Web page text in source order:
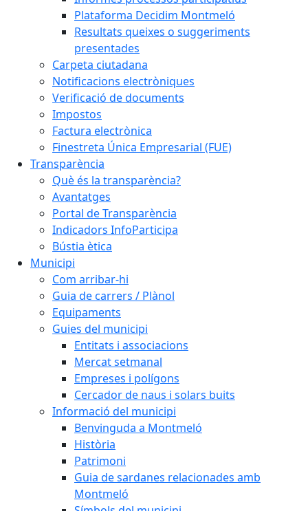
Plataforma Decidim Montmeló
Resultats queixes o suggeriments
presentades
Carpeta ciutadana
Notificacions electròniques
Verificació de documents
Impostos
Factura electrònica
Finestreta Única Empresarial (FUE)
Transparència
Què és la transparència?
Avantatges
Portal de Transparència
Indicadors InfoParticipa
Bústia ètica
Municipi
Com arribar-hi
Guia de carrers / Plànol
Equipaments
Guies del municipi
Entitats i associacions
Mercat setmanal
Empreses i polígons
Cercador de naus i solars buits
Informació del municipi
Benvinguda a Montmeló
Història
Patrimoni
Guia de sardanes relacionades amb
Montmeló